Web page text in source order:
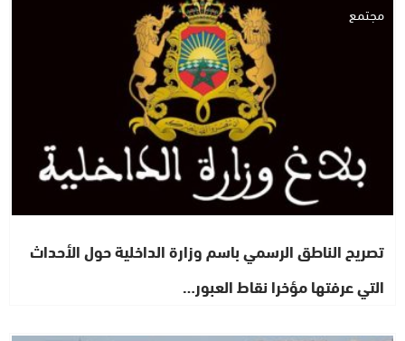
مجتمع
تصريح الناطق الرسمي باسم وزارة الداخلية حول الأحداث
التي عرفتها مؤخرا نقاط العبور…